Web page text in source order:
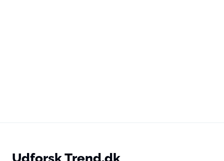
Udforsk Trend.dk